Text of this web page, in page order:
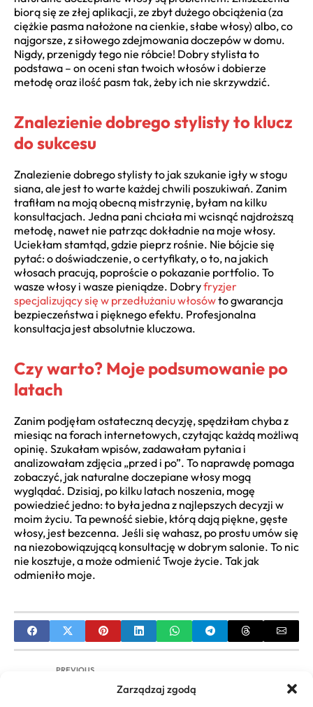
Zarządzaj zgodą
biorą się ze złej aplikacji, ze zbyt dużego obciążenia (za
ciężkie pasma nałożone na cienkie, słabe włosy) albo, co
najgorsze, z siłowego zdejmowania doczepów w domu.
Nigdy, przenigdy tego nie róbcie! Dobry stylista to
podstawa – on oceni stan twoich włosów i dobierze
metodę oraz ilość pasm tak, żeby ich nie skrzywdzić.
Znalezienie dobrego stylisty to klucz
do sukcesu
Znalezienie dobrego stylisty to jak szukanie igły w stogu
siana, ale jest to warte każdej chwili poszukiwań. Zanim
trafiłam na moją obecną mistrzynię, byłam na kilku
konsultacjach. Jedna pani chciała mi wcisnąć najdroższą
metodę, nawet nie patrząc dokładnie na moje włosy.
Uciekłam stamtąd, gdzie pieprz rośnie. Nie bójcie się
pytać: o doświadczenie, o certyfikaty, o to, na jakich
włosach pracują, poproście o pokazanie portfolio. To
wasze włosy i wasze pieniądze. Dobryfryzjer
specjalizujący się w przedłużaniu włosówto gwarancja
bezpieczeństwa i pięknego efektu. Profesjonalna
konsultacja jest absolutnie kluczowa.
Czy warto? Moje podsumowanie po
latach
Zanim podjęłam ostateczną decyzję, spędziłam chyba z
miesiąc na forach internetowych, czytając każdą możliwą
opinię. Szukałam wpisów, zadawałam pytania i
analizowałam zdjęcia „przed i po”. To naprawdę pomaga
zobaczyć, jak naturalne doczepiane włosy mogą
wyglądać. Dzisiaj, po kilku latach noszenia, mogę
powiedzieć jedno: to była jedna z najlepszych decyzji w
moim życiu. Ta pewność siebie, którą dają piękne, gęste
włosy, jest bezcenna. Jeśli się wahasz, po prostu umów się
na niezobowiązującą konsultację w dobrym salonie. To nic
nie kosztuje, a może odmienić Twoje życie. Tak jak
odmieniło moje.
PREVIOUS
Fryzura Irokez – Kompletny Przewodnik po Cięciu i